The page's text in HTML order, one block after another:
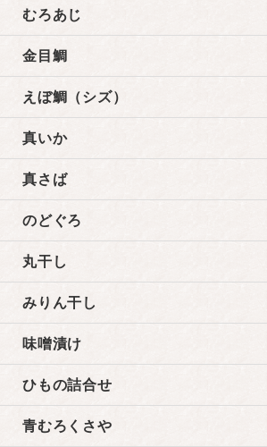
むろあじ
金目鯛
えぼ鯛（シズ）
真いか
真さば
のどぐろ
丸干し
みりん干し
味噌漬け
ひもの詰合せ
青むろくさや